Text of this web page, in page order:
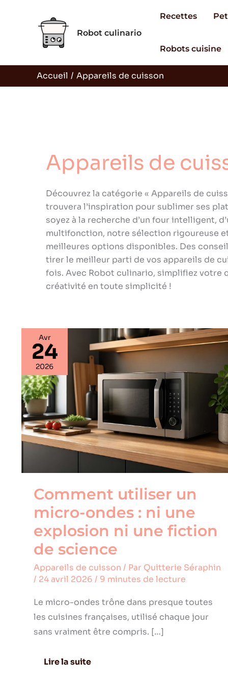
Robot culinario
Recettes
Robots cuisine
Accueil Appareils de cuisson
Appareils de
Découvrez la catégorie « Appareils de
trouvera l’inspiration pour sublimer ses
soyez à la recherche d’un four intelligent,
multifonction, notre sélection rigoureuse
meilleures options disponibles. Des
tirer le meilleur parti de vos appareils de
fois. Avec Robot culinario, simplifiez votre
créativité en toute simplicité !
Avr
24
2026
Comment utiliser un
micro-ondes : ni une
explosion ni une fiction
de science
Appareils de cuisson / Par Quitterie Séraphin
/ 24 avril 2026 / 9 minutes de lecture
Le micro-ondes trône dans presque toutes
les cuisines françaises, utilisé chaque jour
sans vraiment être compris. […]
Comment
utiliser
un
micro-
ondes
:
ni
une
explosion
ni
science
Lire la suite